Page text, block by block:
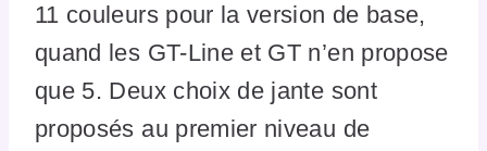
11 couleurs pour la version de base,
quand les GT-Line et GT n’en propose
que 5. Deux choix de jante sont
proposés au premier niveau de